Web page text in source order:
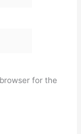
for the